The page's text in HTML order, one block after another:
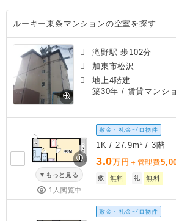
ルーキー東条マンションの空室を探す
滝野駅 歩102分
加東市松沢
地上4階建
築30年 / 賃貸マンシ
もっと見る
1人閲覧中
敷金・礼金ゼロ物件
1K / 27.9m² / 3階
3.0万円 ＋管理費
敷 無料 礼 無料
敷金・礼金ゼロ物件